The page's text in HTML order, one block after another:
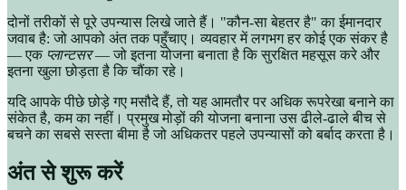
दोनों तरीकों से पूरे उपन्यास लिखे जाते हैं। "कौन-सा बेहतर है" का ईमानदार
जवाब है: जो आपको अंत तक पहुँचाए। व्यवहार में लगभग हर कोई एक संकर है
— एक प्लान्टसर— जो इतना योजना बनाता है कि सुरक्षित महसूस करे और
इतना खुला छोड़ता है कि चौंका रहे।
यदि आपके पीछे छोड़े गए मसौदे हैं, तो यह आमतौर पर अधिक रूपरेखा बनाने का
संकेत है, कम का नहीं। प्रमुख मोड़ों की योजना बनाना उस ढीले-ढाले बीच से
बचने का सबसे सस्ता बीमा है जो अधिकतर पहले उपन्यासों को बर्बाद करता है।
अंत से शुरू करें